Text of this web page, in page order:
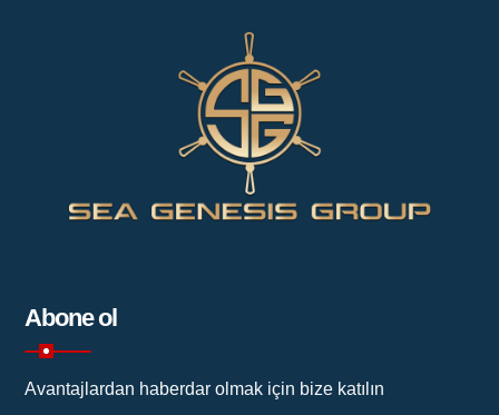
Abone ol
Avantajlardan haberdar olmak için bize katılın